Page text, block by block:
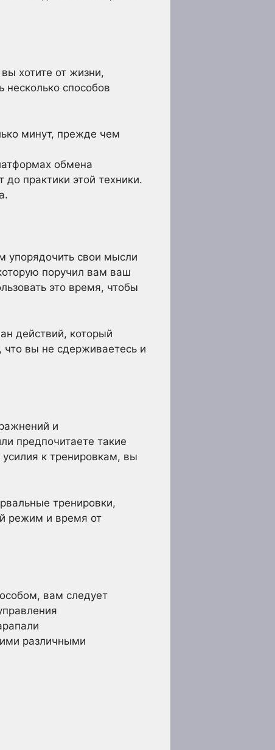
хотите от жизни,
несколько способов
минут, прежде чем
обмена
практики этой техники.
упорядочить свои мысли
поручил вам ваш
это время, чтобы
действий, который
что вы не сдерживаетесь и
и
предпочитаете такие
усилия к тренировкам, вы
тренировки,
режим и время от
вам следует
различными